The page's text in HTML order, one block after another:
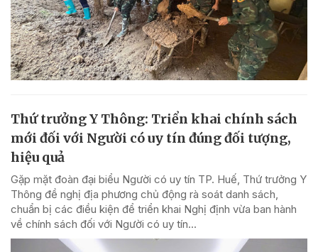
Thứ trưởng Y Thông: Triển khai chính sách
mới đối với Người có uy tín đúng đối tượng,
hiệu quả
Gặp mặt đoàn đại biểu Người có uy tín TP. Huế, Thứ trưởng Y
Thông đề nghị địa phương chủ động rà soát danh sách,
chuẩn bị các điều kiện để triển khai Nghị định vừa ban hành
về chính sách đối với Người có uy tín...